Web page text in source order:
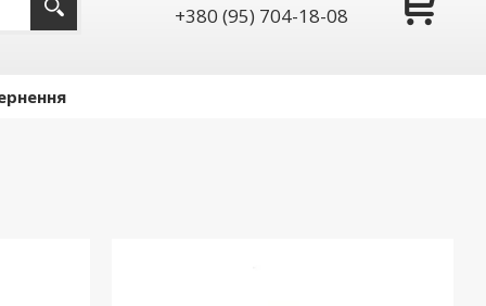
+380 (95) 704-18-08